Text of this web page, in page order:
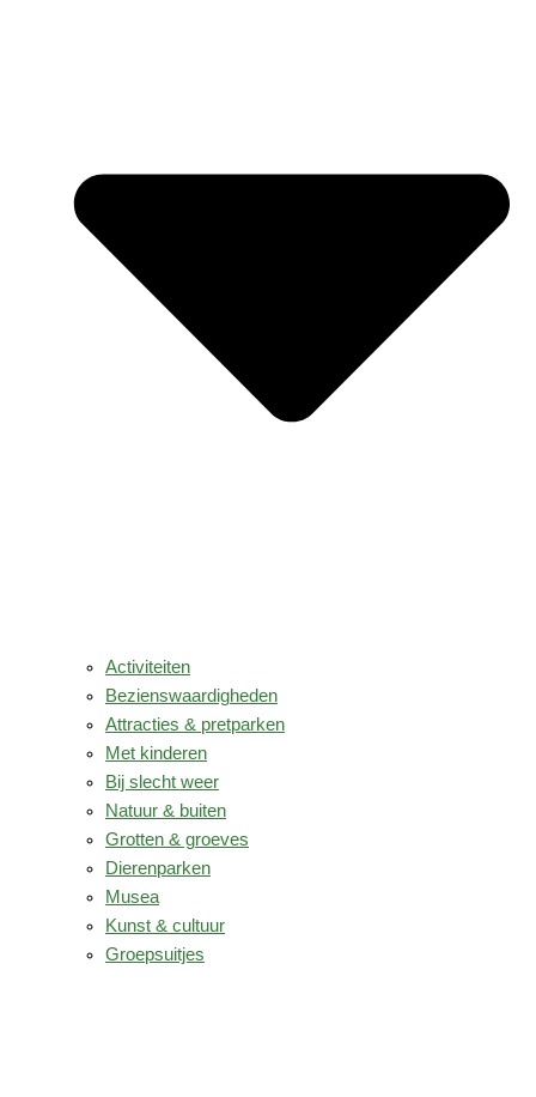
Activiteiten
Bezienswaardigheden
Attracties & pretparken
Met kinderen
Bij slecht weer
Natuur & buiten
Grotten & groeves
Dierenparken
Musea
Kunst & cultuur
Groepsuitjes